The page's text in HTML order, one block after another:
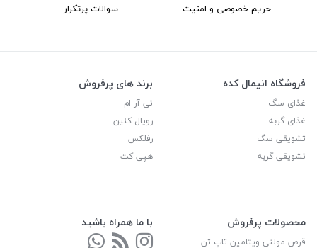
حریم خصوصی و امنیت سوالات پرتکرار
فروشگاه انیمال کده
غذای سگ
غذای گربه
تشویقی سگ
تشویقی گربه
برند های پرفروش
تی آر ام
رویال کنین
رفلکس
هپی کت
محصولات پرفروش
قرص مولتی ویتامین تاپ تن
با ما همراه باشید